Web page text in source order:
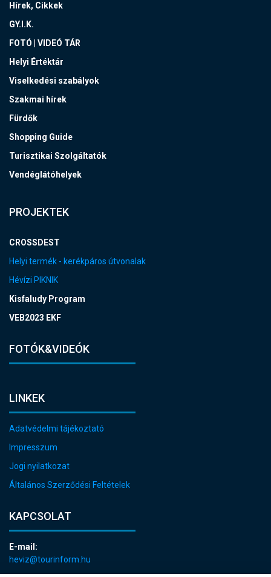
Hírek, Cikkek
GY.I.K.
FOTÓ | VIDEÓ TÁR
Helyi Értéktár
Viselkedési szabályok
Szakmai hírek
Fürdők
Shopping Guide
Turisztikai Szolgáltatók
Vendéglátóhelyek
PROJEKTEK
CROSSDEST
Helyi termék - kerékpáros útvonalak
Hévízi PIKNIK
Kisfaludy Program
VEB2023 EKF
FOTÓK&VIDEÓK
LINKEK
Adatvédelmi tájékoztató
Impresszum
Jogi nyilatkozat
Általános Szerződési Feltételek
KAPCSOLAT
E-mail:
heviz@tourinform.hu